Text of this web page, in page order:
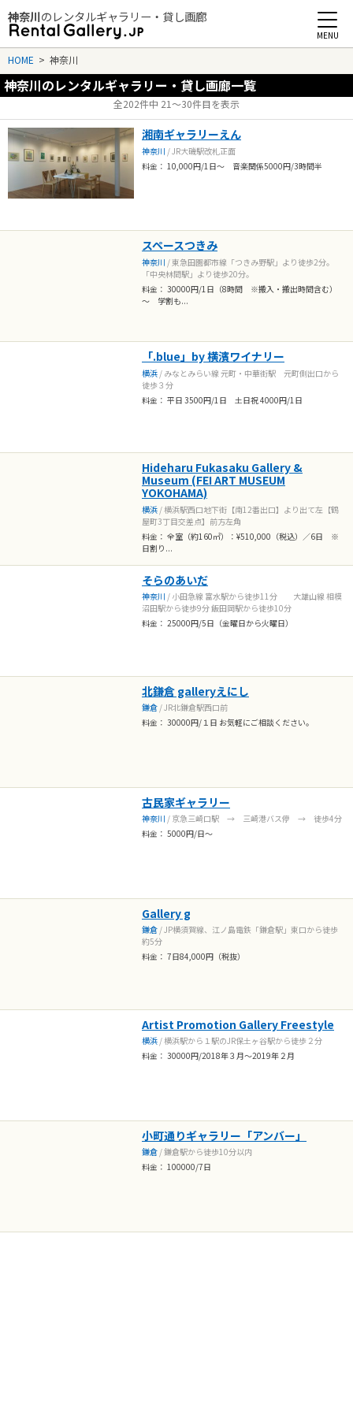
神奈川のレンタルギャラリー・貸し画廊
Rental Gallery jp
HOME > 神奈川
神奈川のレンタルギャラリー・貸し画廊一覧
全202件中 21〜30件目を表示
湘南ギャラリーえん
神奈川 / JR大磯駅改札正面
料金： 10,000円/1日～ 音楽関係5000円/3時間半
スペースつきみ
神奈川 / 東急田園都市線「つきみ野駅」より徒歩2分。
「中央林間駅」より徒歩20分。
料金： 30000円/1日（8時間 ※搬入・搬出時間含む）
～ 学割も...
「.blue」by 横濱ワイナリー
横浜 / みなとみらい線 元町・中華街駅 元町側出口から
徒歩３分
料金： 平日 3500円/1日 土日祝 4000円/1日
Hideharu Fukasaku Gallery &
Museum (FEI ART MUSEUM
YOKOHAMA)
横浜 / 横浜駅西口地下街【南12番出口】より出て左【鶴
屋町3丁目交差点】前方左角
料金： 全室（約160㎡）：¥510,000（税込）／6日 ※
日割り...
そらのあいだ
神奈川 / 小田急線 富水駅から徒歩11分 大雄山線 相模
沼田駅から徒歩9分 飯田岡駅から徒歩10分
料金： 25000円/5日（金曜日から火曜日）
北鎌倉 galleryえにし
鎌倉 / JR北鎌倉駅西口前
料金： 30000円/１日 お気軽にご相談ください。
古民家ギャラリー
神奈川 / 京急三崎口駅 → 三崎港バス停 → 徒歩4分
料金： 5000円/日～
Gallery g
鎌倉 / JP横須賀線、江ノ島電鉄「鎌倉駅」東口から徒歩
約5分
料金： 7日84,000円（税抜）
Artist Promotion Gallery Freestyle
横浜 / 横浜駅から１駅のJR保土ヶ谷駅から徒歩２分
料金： 30000円/2018年３月〜2019年２月
小町通りギャラリー「アンバー」
鎌倉 / 鎌倉駅から徒歩10分以内
料金： 100000/7日